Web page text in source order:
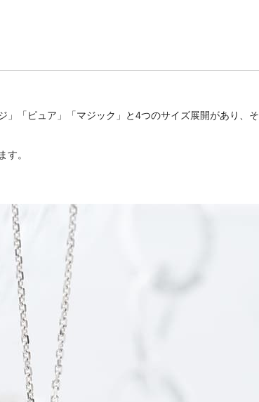
」「ピュア」「マジック」と4つのサイズ展開があり、
す。